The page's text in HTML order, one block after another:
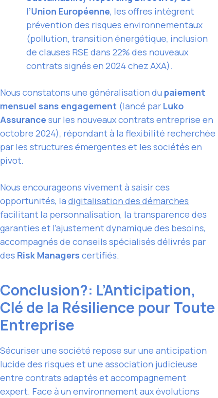
l’Union Européenne, les offres intègrent
prévention des risques environnementaux
(pollution, transition énergétique, inclusion
de clauses RSE dans 22% des nouveaux
contrats signés en 2024 chez AXA).
Nous constatons une généralisation du paiement
mensuel sans engagement (lancé par Luko
Assurance sur les nouveaux contrats entreprise en
octobre 2024), répondant à la flexibilité recherchée
par les structures émergentes et les sociétés en
pivot.
Nous encourageons vivement à saisir ces
opportunités, la digitalisation des démarches
facilitant la personnalisation, la transparence des
garanties et l’ajustement dynamique des besoins,
accompagnés de conseils spécialisés délivrés par
des Risk Managers certifiés.
Conclusion?: L’Anticipation,
Clé de la Résilience pour Toute
Entreprise
Sécuriser une société repose sur une anticipation
lucide des risques et une association judicieuse
entre contrats adaptés et accompagnement
expert. Face à un environnement aux évolutions